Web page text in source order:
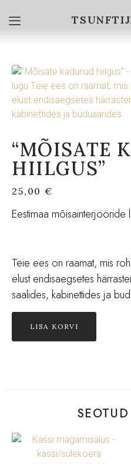
“MÕISATE
HIILGUS”
25,00 €
Eestimaa mõisainterjööride
Teie ees on raamat, mis
elust endisaegsetes
saalides, kabinettides ja
LISA KORVI